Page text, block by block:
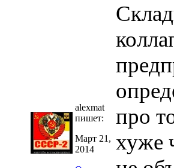
alexmat
пишет:
Март 21,
2014
про
хуже